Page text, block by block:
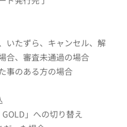
いたずら、キャンセル、解
合、審査未通過の場合
事のある方の場合
」への切り替え